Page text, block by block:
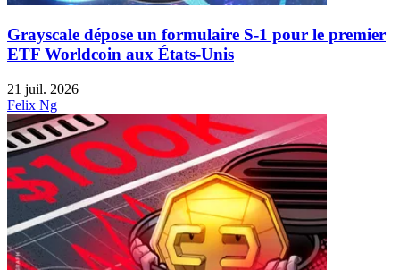
Grayscale dépose un formulaire S-1 pour le premier
ETF Worldcoin aux États-Unis
21 juil. 2026
Felix Ng